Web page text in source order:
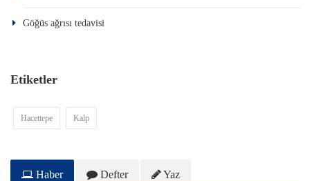
Göğüs ağrısı tedavisi
Etiketler
Hacettepe Kalp
Haber Defter Yaz